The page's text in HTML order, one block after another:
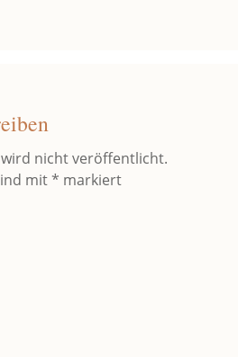
wird nicht veröffentlicht.
mit* markiert